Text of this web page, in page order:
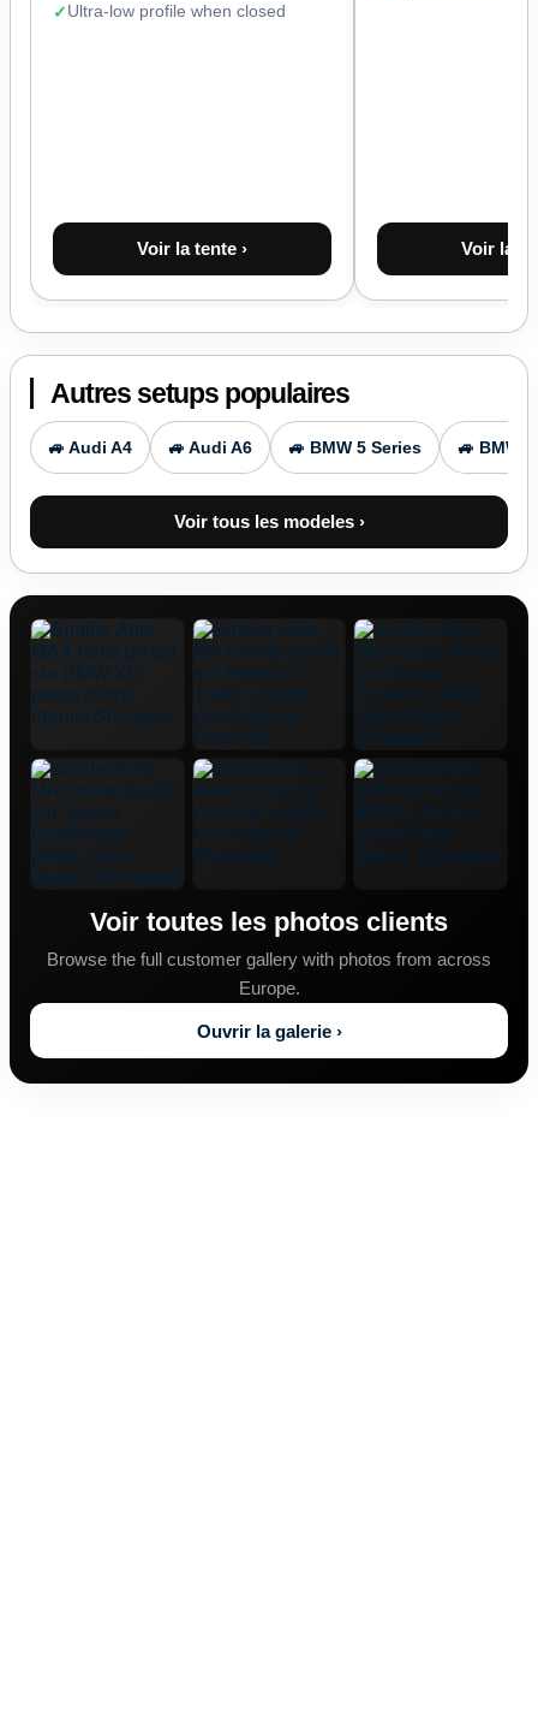
Ultra-low profile when closed
Voir la tente › Voir la
Autres setups populaires
🚙 Audi A4 🚙 Audi A6 🚙 BMW 5 Series 🚙 BMW
Voir tous les modeles ›
Voir toutes les photos clients
Browse the full customer gallery with photos from across
Europe.
Ouvrir la galerie ›